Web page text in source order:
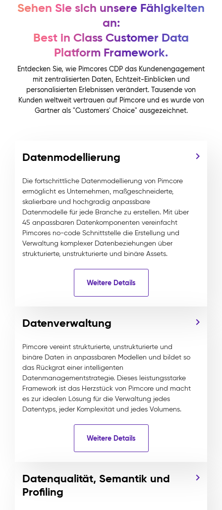
Sehen Sie sich unsere Fähigkeiten
an:
Best in Class Customer Data
Platform Framework.
Entdecken Sie, wie Pimcores CDP das Kundenengagement
mit zentralisierten Daten, Echtzeit-Einblicken und
personalisierten Erlebnissen verändert. Tausende von
Kunden weltweit vertrauen auf Pimcore und es wurde von
Gartner als "Customers' Choice" ausgezeichnet.
Datenmodellierung
Die fortschrittliche Datenmodellierung von Pimcore
ermöglicht es Unternehmen, maßgeschneiderte,
skalierbare und hochgradig anpassbare
Datenmodelle für jede Branche zu erstellen. Mit über
45 anpassbaren Datenkomponenten vereinfacht
Pimcores no-code Schnittstelle die Erstellung und
Verwaltung komplexer Datenbeziehungen über
strukturierte, unstrukturierte und binäre Assets.
Weitere Details
Datenverwaltung
Pimcore vereint strukturierte, unstrukturierte und
binäre Daten in anpassbaren Modellen und bildet so
das Rückgrat einer intelligenten
Datenmanagementstrategie. Dieses leistungsstarke
Framework ist das Herzstück von Pimcore und macht
es zur idealen Lösung für die Verwaltung jedes
Datentyps, jeder Komplexität und jedes Volumens.
Weitere Details
Datenqualität, Semantik und
Profiling